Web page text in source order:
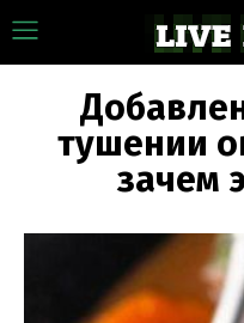
тушении
зачем